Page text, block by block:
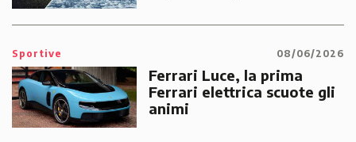
Sportive 08/06/2026
Ferrari Luce, la prima
Ferrari elettrica scuote gli
animi